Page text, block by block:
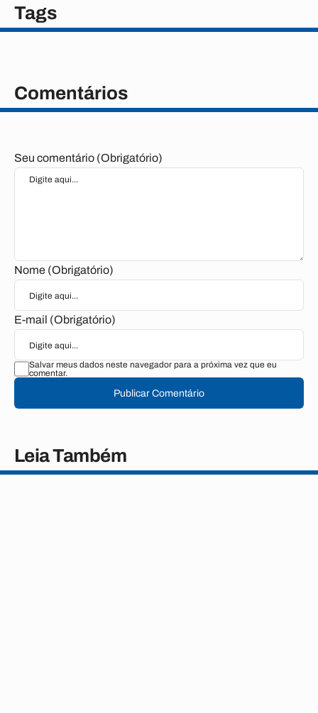
Tags
Comentários
Seu comentário (Obrigatório)
Nome (Obrigatório)
E-mail (Obrigatório)
Salvar meus dados neste navegador para a próxima vez que eu
comentar.
Publicar Comentário
Leia Também